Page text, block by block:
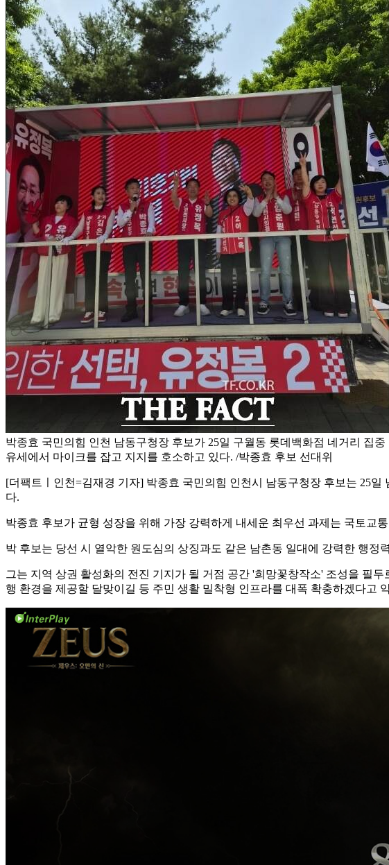
박종효 국민의힘 인천 남동구청장 후보가 25일 구월동 롯데백화점 네거리 집중
유세에서 마이크를 잡고 지지를 호소하고 있다. /박종효 후보 선대위
[더팩트ㅣ인천=김재경 기자] 박종효 국민의힘 인천시 남동구청장 후보는 25
다.
박종효 후보가 균형 성장을 위해 가장 강력하게 내세운 최우선 과제는 국토교
박 후보는 당선 시 열악한 원도심의 상징과도 같은 남촌동 일대에 강력한 행정
그는 지역 상권 활성화의 전진 기지가 될 거점 공간 '희망꽃창작소' 조성을 필
행 환경을 제공할 달맞이길 등 주민 생활 밀착형 인프라를 대폭 확충하겠다고